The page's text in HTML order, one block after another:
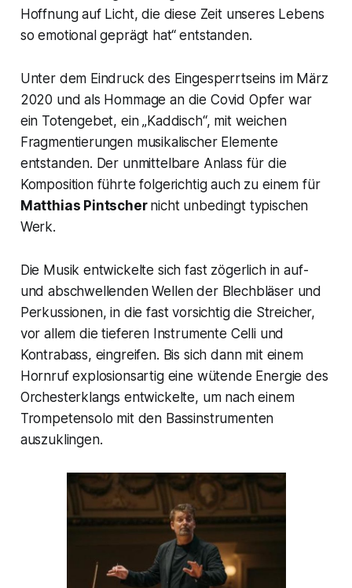
Hoffnung auf Licht, die diese Zeit unseres Lebens
so emotional geprägt hat“entstanden.
Unter dem Eindruck des Eingesperrtseins im März
2020 und als Hommage an die Covid Opfer war
ein Totengebet, ein„Kaddisch“, mit weichen
Fragmentierungen musikalischer Elemente
entstanden. Der unmittelbare Anlass für die
Komposition führte folgerichtig auch zu einem für
Matthias Pintscher nicht unbedingt typischen
Werk.
Die Musik entwickelte sich fast zögerlich in auf-
und abschwellenden Wellen der Blechbläser und
Perkussionen, in die fast vorsichtig die Streicher,
vor allem die tieferen Instrumente Celli und
Kontrabass, eingreifen. Bis sich dann mit einem
Hornruf explosionsartig eine wütende Energie des
Orchesterklangs entwickelte, um nach einem
Trompetensolo mit den Bassinstrumenten
auszuklingen.